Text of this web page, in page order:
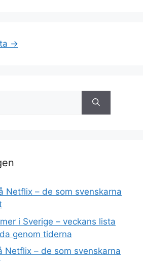
→
Netflix – de som svenskarna
i Sverige – veckans lista
genom tiderna
Netflix – de som svenskarna